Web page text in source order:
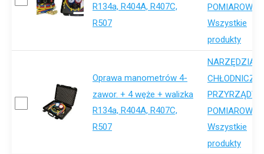
R134a, R404A, R407C,
R507
POMIAROWE
Wszystkie
produkty
Oprawa manometrów 4-
zawor. + 4 węże + walizka
R134a, R404A, R407C,
R507
NARZĘDZIA
CHŁODNICZE
PRZYRZĄDY
POMIAROWE
Wszystkie
produkty